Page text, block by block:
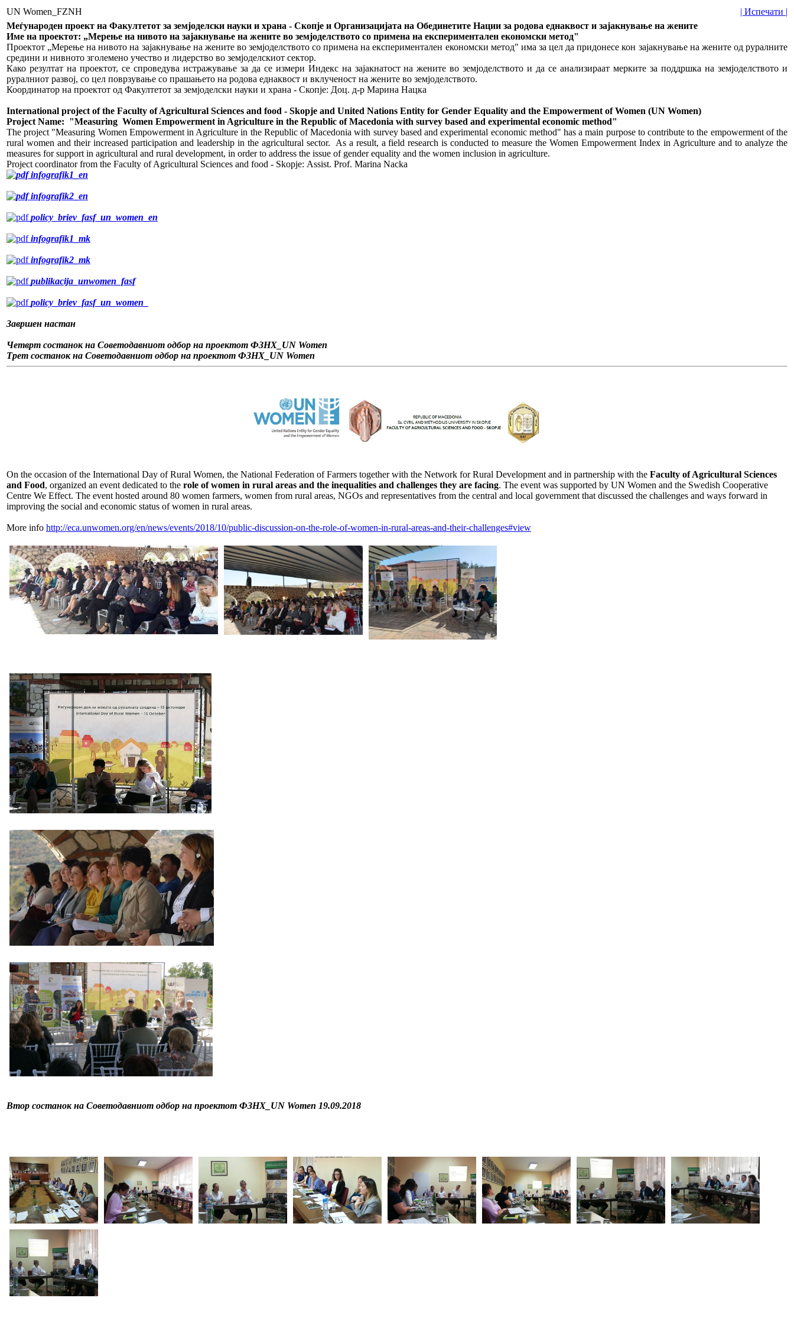
UN Women_FZNH
| Испечати |
Меѓународен проект на Факултетот за земјоделски науки и храна - Скопје и Организацијата на Обединетите Нации за родова еднаквост и зајакнување на жените
Име на проектот: „Мерење на нивото на зајакнување на жените во земјоделството со примена на експериментален економски метод"
Проектот „Мерење на нивото на зајакнување на жените во земјоделството со примена на експериментален економски метод" има за цел да придонесе кон зајакнување на жените од руралните
средини и нивното зголемено учество и лидерство во земјоделскиот сектор.
Како резултат на проектот, се спроведува истражување за да се измери Индекс на зајакнатост на жените во земјоделството и да се анализираат мерките за поддршка на земјоделството и
руралниот развој, со цел поврзување со прашањето на родова еднаквост и вклученост на жените во земјоделството.
Координатор на проектот од Факултетот за земјоделски науки и храна - Скопје: Доц. д-р Марина Нацка
International project of the Faculty of Agricultural Sciences and food - Skopje and United Nations Entity for Gender Equality and the Empowerment of Women (UN Women)
Project Name: "Measuring Women Empowerment in Agriculture in the Republic of Macedonia with survey based and experimental economic method"
The project "Measuring Women Empowerment in Agriculture in the Republic of Macedonia with survey based and experimental economic method" has a main purpose to contribute to the empowerment of the
rural women and their increased participation and leadership in the agricultural sector. As a result, a field research is conducted to measure the Women Empowerment Index in Agriculture and to analyze the
measures for support in agricultural and rural development, in order to address the issue of gender equality and the women inclusion in agriculture.
Project coordinator from the Faculty of Agricultural Sciences and food - Skopje: Assist. Prof. Marina Nacka
infografik1_en
infografik2_en
policy_briev_fasf_un_women_en
infografik1_mk
infografik2_mk
publikacija_unwomen_fasf
policy_briev_fasf_un_women_
Завршен настан
Четврт состанок на Советодавниот одбор на проектот ФЗНХ_UN Women
Трет состанок на Советодавниот одбор на проектот ФЗНХ_UN Women
On the occasion of the International Day of Rural Women, the National Federation of Farmers together with the Network for Rural Development and in partnership with the Faculty of Agricultural Sciences
and Food, organized an event dedicated to the role of women in rural areas and the inequalities and challenges they are facing. The event was supported by UN Women and the Swedish Cooperative
Centre We Effect. The event hosted around 80 women farmers, women from rural areas, NGOs and representatives from the central and local government that discussed the challenges and ways forward in
improving the social and economic status of women in rural areas.
More info http://eca.unwomen.org/en/news/events/2018/10/public-discussion-on-the-role-of-women-in-rural-areas-and-their-challenges#view
Втор состанок на Советодавниот одбор на проектот ФЗНХ_UN Women 19.09.2018